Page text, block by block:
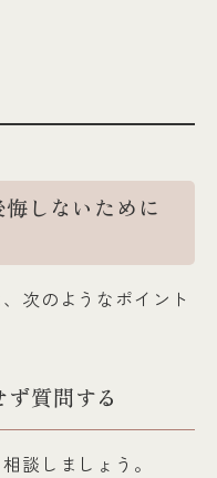
しないために
次のようなポイント
質問する
談しましょう。